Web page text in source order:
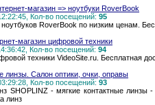
магазин => ноутбуки RoverBook
Кол-во посещений: 95
RoverBook по низким ценам.
магазин цифровой техники
Кол-во посещений: 94
техники VideoSite.ru. Бесплатная
линзы. Салон оптики, очки, оправы
Кол-во посещений: 93
SHOPLINZ - мягкие контактные
линз